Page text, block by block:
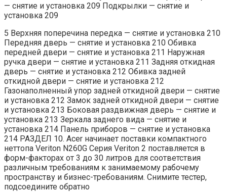
— снятие и установка 209 Подкрылки — снятие и
установка 209
5 Верхняя поперечина передка — снятие и установка 210
Передняя дверь — снятие и установка 210 Обивка
передней двери — снятие и установка 211 Наружная
ручка двери — снятие и установка 211 Задняя откидная
дверь — снятие и установка 212 Обивка задней
откидной двери — снятие и установка 212
Газонаполненный упор задней откидной двери — снятие
и установка 212 Замок задней откидной двери — снятие
и установка 213 Боковая раздвижная дверь — снятие и
установка 213 Зеркала заднего вида — снятие и
установка 214 Панель приборов — снятие и установка
214 РАЗДЕЛ 10. Acer начинает поставки компактного
неттопа Veriton N260G Серия Veriton 2 поставляется в
форм-факторах от 3 до 30 литров для соответствия
различным требованиям к занимаемому рабочему
пространству и бизнес-требованиям. Снимите тестер,
подсоедините обратно